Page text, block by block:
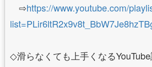
⇨https://www.youtube.com/
◇滑らなくても上手くなる